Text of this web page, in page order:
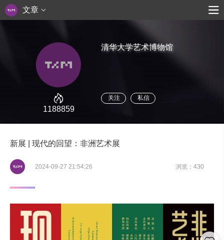
文章
1188859
清华大学艺术博物馆
关注 私信
新展 | 现代的回望：非洲艺术展
2024-09-27 21:54:26 浏览：430